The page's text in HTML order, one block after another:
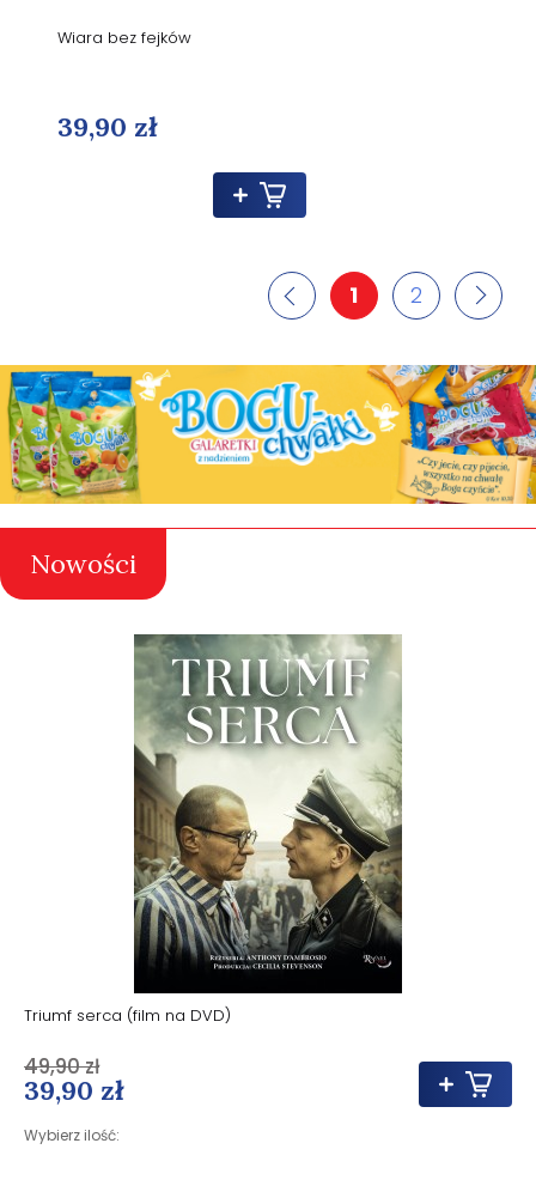
Wiara bez fejków
39,90 zł
1 2
Nowości
Triumf serca (film na DVD)
39,90 zł
Wybierz ilość:
49,90 zł